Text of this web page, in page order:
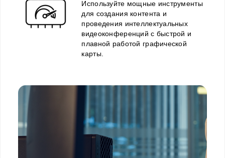
Используйте мощные инструменты
для создания контента и
проведения интеллектуальных
видеоконференций с быстрой и
плавной работой графической
карты.